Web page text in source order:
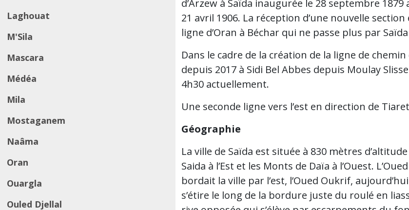
Laghouat
M'Sila
Mascara
Médéa
Mila
Mostaganem
Naâma
Oran
Ouargla
Ouled Djellal
d’Arzew à Saïda inaugurée le 28 septembre
21 avril 1906. La réception d’une nouvelle
ligne d’Oran à Béchar qui ne passe plus par
Dans le cadre de la création de la ligne de
depuis 2017 à Sidi Bel Abbes depuis Moulay
4h30 actuellement.
Une seconde ligne vers l’est en direction de
Géographie
La ville de Saïda est située à 830 mètres
Saida à l’Est et les Monts de Daïa à l’Ouest.
bordait la ville par l’est, l’Oued Oukrif,
s’étire le long de la bordure juste du roulé en